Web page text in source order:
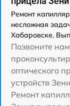
Ремонт
несложная
Хабаровске.
Позвоните
оптического
устройств
Ремонт